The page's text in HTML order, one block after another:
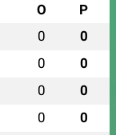
O P
0 0
0 0
0 0
0 0